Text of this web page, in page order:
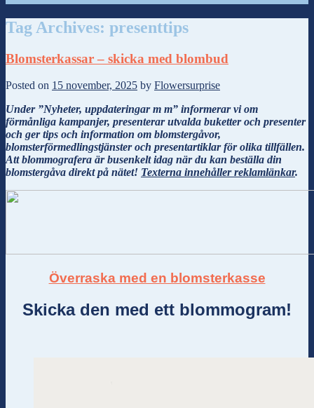
Tag Archives: presenttips
Blomsterkassar – skicka med blombud
Posted on 15 november, 2025 by Flowersurprise
Under ”Nyheter, uppdateringar m m” informerar vi om
förmånliga kampanjer, presenterar utvalda buketter och presenter
och ger tips och information om blomstergåvor,
blomsterförmedlingstjänster och presentartiklar för olika tillfällen.
Att blommografera är busenkelt idag när du kan beställa din
blomstergåva direkt på nätet! Texterna innehåller reklamlänkar.
Överraska med en blomsterkasse
Skicka den med ett blommogram!